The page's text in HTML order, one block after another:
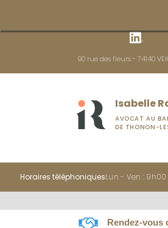
90 rue des fleurs - 74140
Isabelle
AVOCAT AU
DE THONON-
Horaires téléphoniquesLun - Ven : 9h00
Rendez-vous